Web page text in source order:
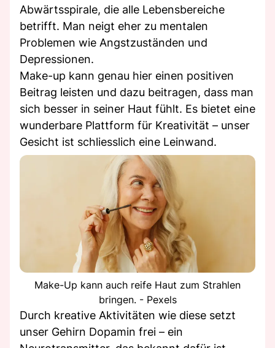
Abwärtsspirale, die alle Lebensbereiche
betrifft. Man neigt eher zu mentalen
Problemen wie Angstzuständen und
Depressionen.
Make-up kann genau hier einen positiven
Beitrag leisten und dazu beitragen, dass man
sich besser in seiner Haut fühlt. Es bietet eine
wunderbare Plattform für Kreativität – unser
Gesicht ist schliesslich eine Leinwand.
Make-Up kann auch reife Haut zum Strahlen
bringen. - Pexels
Durch kreative Aktivitäten wie diese setzt
unser Gehirn Dopamin frei – ein